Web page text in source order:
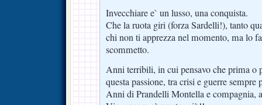
Invecchiare e` un lusso, una conquista.
Che la ruota giri (forza Sardelli!), tanto
chi non ti apprezza nel momento, ma lo
scommetto.
Anni terribili, in cui pensavo che prima o
questa passione, tra crisi e guerre sempre
Anni di Prandelli Montella e compagnia,